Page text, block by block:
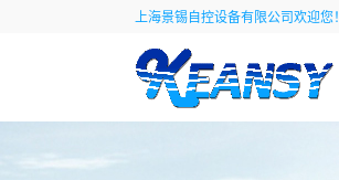
上海景锡自控设备有限公司欢迎您！